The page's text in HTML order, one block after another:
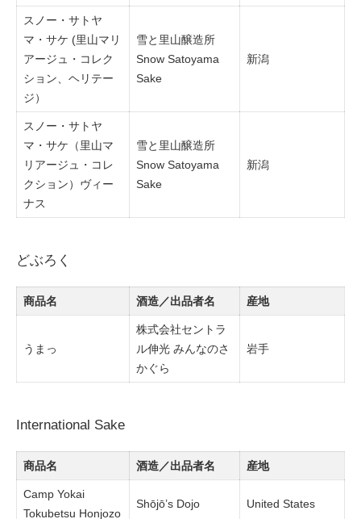
スノー・サトヤ
マ・サケ (里山マリ
アージュ・コレク
ション、ヘリテー
ジ）
雪と里山醸造所
Snow Satoyama
Sake
新潟
スノー・サトヤ
マ・サケ（里山マ
リアージュ・コレ
クション）ヴィー
ナス
雪と里山醸造所
Snow Satoyama
Sake
新潟
どぶろく
商品名 酒造／出品者名 産地
うまっ
株式会社セントラ
ル伸光 みんなのさ
かぐら
岩手
International Sake
商品名 酒造／出品者名 産地
Camp Yokai
Tokubetsu Honjozo
Shōjō’s Dojo United States